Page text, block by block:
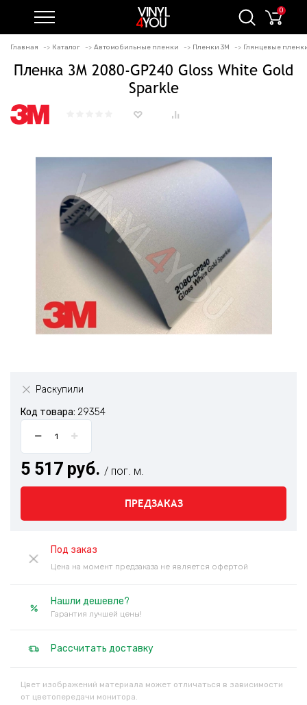
0
Главная Каталог Автомобильные пленки Пленки 3M Глянцевые
Пленка 3M 2080-GP240 Gloss White Gold
Sparkle
Раскупили
Код товара: 29354
5 517 руб. / пог. м.
ПРЕДЗАКАЗ
Под заказ
Цена на момент предзаказа не является офертой
Нашли дешевле?
Гарантия лучшей цены!
Рассчитать доставку
Цвет изображений материала может отличаться в зависимости
от цветопередачи монитора.